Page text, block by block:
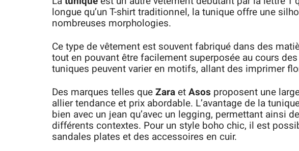
longue qu’un T-shirt traditionnel, la tunique offre une
nombreuses morphologies.
Ce type de vêtement est souvent fabriqué dans des
tout en pouvant être facilement superposée au cours
tuniques peuvent varier en motifs, allant des imprimer
Des marques telles queZaraetAsos proposent une
allier tendance et prix abordable. L’avantage de la
bien avec un jean qu’avec un legging, permettant ainsi
différents contextes. Pour un style boho chic, il est
sandales plates et des accessoires en cuir.